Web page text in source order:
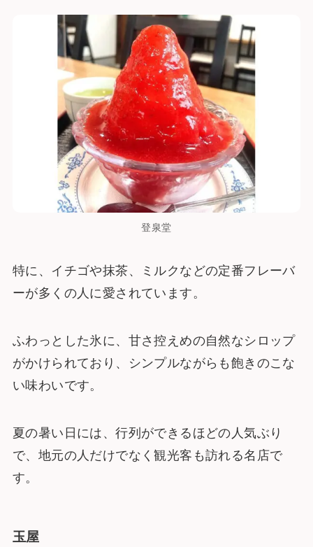
登泉堂
特に、イチゴや抹茶、ミルクなどの定番フレーバ
ーが多くの人に愛されています。
ふわっとした氷に、甘さ控えめの自然なシロップ
がかけられており、シンプルながらも飽きのこな
い味わいです。
夏の暑い日には、行列ができるほどの人気ぶり
で、地元の人だけでなく観光客も訪れる名店で
す。
玉屋